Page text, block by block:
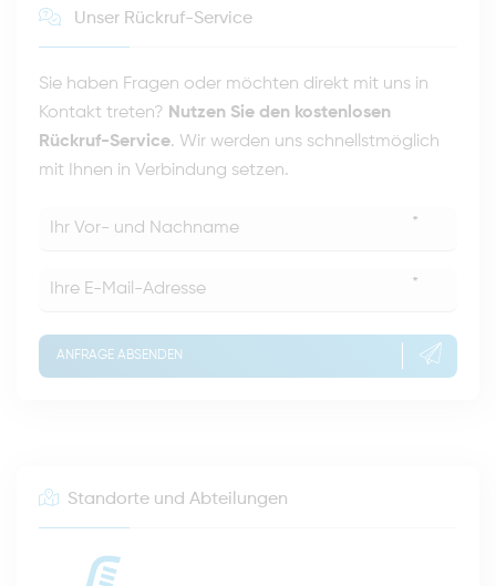
Unser Rückruf-Service
Sie haben Fragen oder möchten direkt mit uns in
Kontakt treten? Nutzen Sie den kostenlosen
Rückruf-Service. Wir werden uns schnellstmöglich
mit Ihnen in Verbindung setzen.
*
*
ANFRAGE ABSENDEN
Standorte und Abteilungen